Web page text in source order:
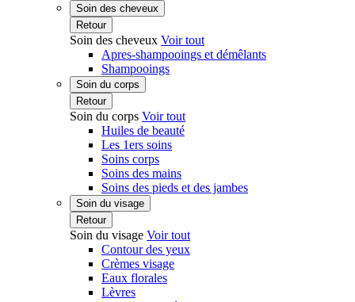
Soin des cheveux
Retour
Soin des cheveux Voir tout
Apres-shampooings et démêlants
Shampooings
Soin du corps
Retour
Soin du corps Voir tout
Huiles de beauté
Les 1ers soins
Soins corps
Soins des mains
Soins des pieds et des jambes
Soin du visage
Retour
Soin du visage Voir tout
Contour des yeux
Crèmes visage
Eaux florales
Lèvres